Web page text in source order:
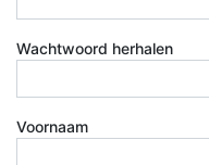
Wachtwoord herhalen
Voornaam